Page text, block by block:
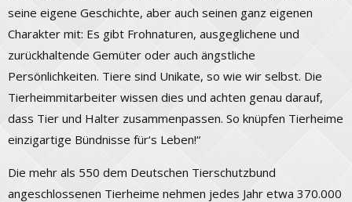
seine eigene Geschichte, aber auch seinen ganz eigenen
Charakter mit: Es gibt Frohnaturen, ausgeglichene und
zurückhaltende Gemüter oder auch ängstliche
Persönlichkeiten. Tiere sind Unikate, so wie wir selbst. Die
Tierheimmitarbeiter wissen dies und achten genau darauf,
dass Tier und Halter zusammenpassen. So knüpfen Tierheime
einzigartige Bündnisse für‘s Leben!“
Die mehr als 550 dem Deutschen Tierschutzbund
angeschlossenen Tierheime nehmen jedes Jahr etwa 370.000